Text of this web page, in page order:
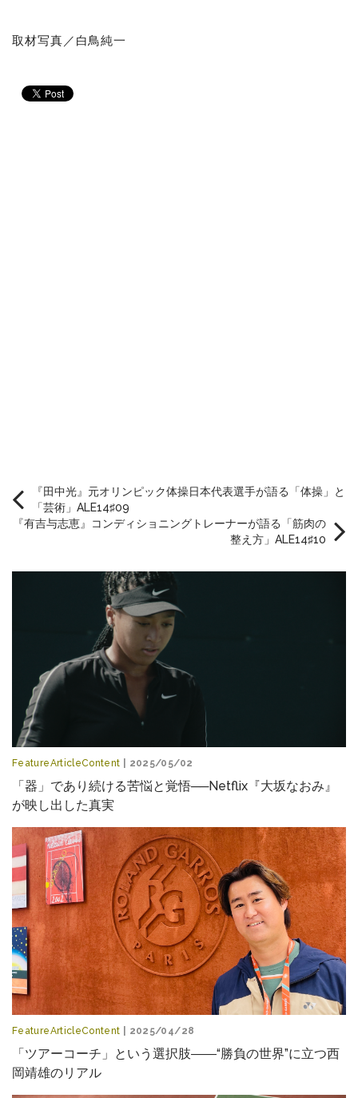
取材写真／白鳥純一
『田中光』元オリンピック体操日本代表選手が語る「体操」と
「芸術」ALE14♯09
『有吉与志恵』コンディショニングトレーナーが語る「筋肉の
整え方」ALE14♯10
FeatureArticleContent | 2025/05/02
「器」であり続ける苦悩と覚悟──Netflix『大坂なおみ』
が映し出した真実
FeatureArticleContent | 2025/04/28
「ツアーコーチ」という選択肢――“勝負の世界”に立つ西
岡靖雄のリアル